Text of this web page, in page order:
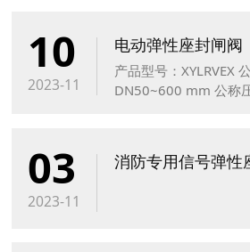
10
2023-11
电动弹性座封闸阀
产品型号：XYLRVEX
DN50~600 mm 公称
03
2023-11
消防专用信号弹性